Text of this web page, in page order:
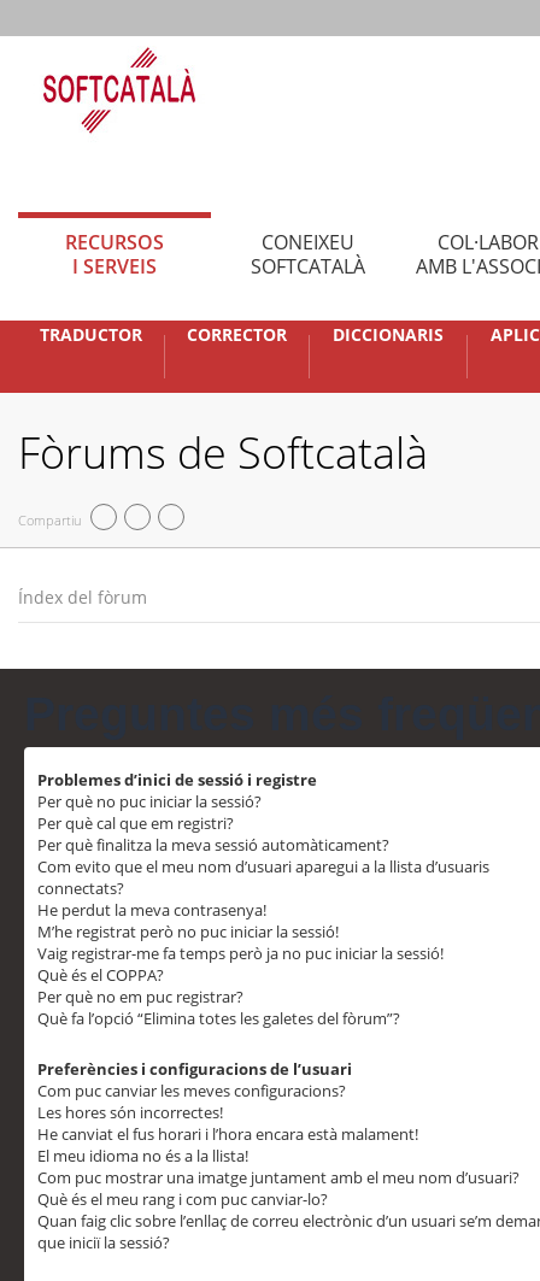
RECURSOS
I SERVEIS
CONEIXEU
SOFTCATALÀ
AMB
TRADUCTOR CORRECTOR DICCIONARIS
Fòrums de Softcatalà
Compartiu
Índex del fòrum
Problemes d’inici de sessió i registre
Per què no puc iniciar la sessió?
Per què cal que em registri?
Per què finalitza la meva sessió automàticament?
Com evito que el meu nom d’usuari aparegui a la llista d’usuaris
connectats?
He perdut la meva contrasenya!
M’he registrat però no puc iniciar la sessió!
Vaig registrar-me fa temps però ja no puc iniciar la sessió!
Què és el COPPA?
Per què no em puc registrar?
Què fa l’opció “Elimina totes les galetes del fòrum”?
Preferències i configuracions de l’usuari
Com puc canviar les meves configuracions?
Les hores són incorrectes!
He canviat el fus horari i l’hora encara està malament!
El meu idioma no és a la llista!
Com puc mostrar una imatge juntament amb el meu nom d’usuari?
Què és el meu rang i com puc canviar-lo?
Quan faig clic sobre l’enllaç de correu electrònic d’un usuari se’m
que iniciï la sessió?